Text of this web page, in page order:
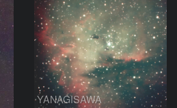
YANAGISAWA